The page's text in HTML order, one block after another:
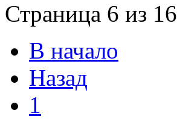
Страница 6 из 16
В начало
Назад
1